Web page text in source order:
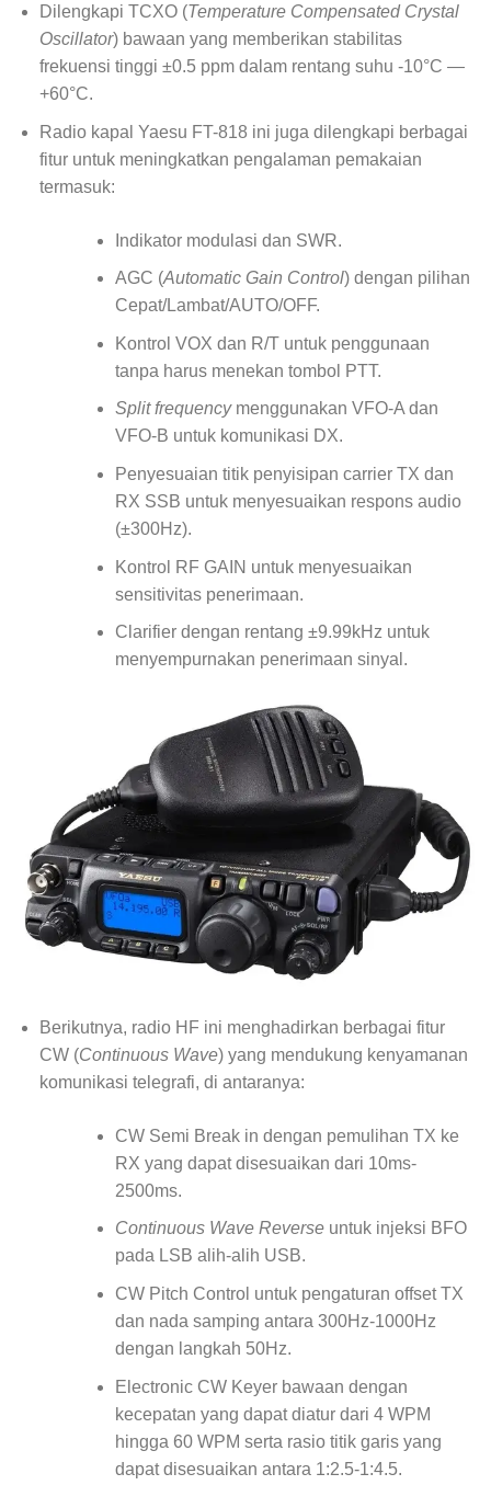
Dilengkapi TCXO (Temperature Compensated Crystal
Oscillator) bawaan yang memberikan stabilitas
frekuensi tinggi ±0.5 ppm dalam rentang suhu -10°C —
+60°C.
Radio kapal Yaesu FT-818 ini juga dilengkapi berbagai
fitur untuk meningkatkan pengalaman pemakaian
termasuk:
Indikator modulasi dan SWR.
AGC (Automatic Gain Control) dengan pilihan
Cepat/Lambat/AUTO/OFF.
Kontrol VOX dan R/T untuk penggunaan
tanpa harus menekan tombol PTT.
Split frequencymenggunakan VFO-A dan
VFO-B untuk komunikasi DX.
Penyesuaian titik penyisipan carrier TX dan
RX SSB untuk menyesuaikan respons audio
(±300Hz).
Kontrol RF GAIN untuk menyesuaikan
sensitivitas penerimaan.
Clarifier dengan rentang ±9.99kHz untuk
menyempurnakan penerimaan sinyal.
Berikutnya, radio HF ini menghadirkan berbagai fitur
CW (Continuous Wave) yang mendukung kenyamanan
komunikasi telegrafi, di antaranya:
CW Semi Break in dengan pemulihan TX ke
RX yang dapat disesuaikan dari 10ms-
2500ms.
Continuous Wave Reverseuntuk injeksi BFO
pada LSB alih-alih USB.
CW Pitch Control untuk pengaturan offset TX
dan nada samping antara 300Hz-1000Hz
dengan langkah 50Hz.
Electronic CW Keyer bawaan dengan
kecepatan yang dapat diatur dari 4 WPM
hingga 60 WPM serta rasio titik garis yang
dapat disesuaikan antara 1:2.5-1:4.5.